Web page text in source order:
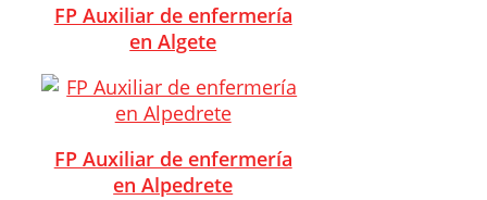
FP Auxiliar de enfermería
en Algete
FP Auxiliar de enfermería
en Alpedrete